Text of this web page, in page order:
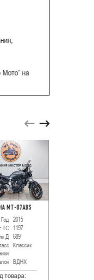
на
MT-07ABS
Год 2015
ТС 1197
Д 689
Классик
ВДНХ
товара: